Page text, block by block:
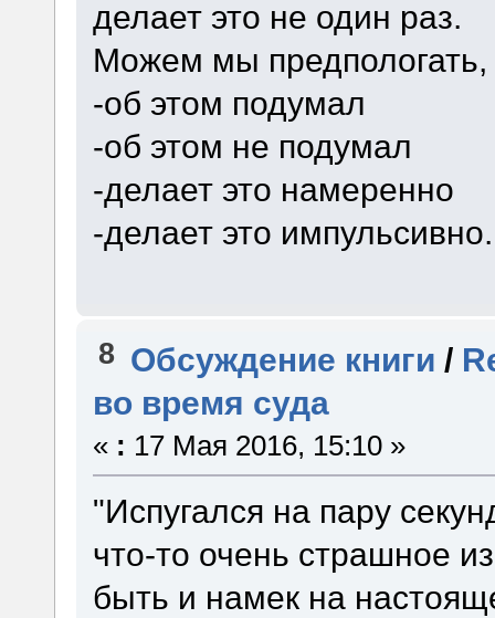
делает это не один раз.
Можем мы предпологать,
-об этом подумал
-об этом не подумал
-делает это намеренно
-делает это импульсивно.
8 Обсуждение книги /
во время суда
« : 17 Мая 2016, 15:10 »
"Испугался на пару
что-то очень страшное
быть и намек на